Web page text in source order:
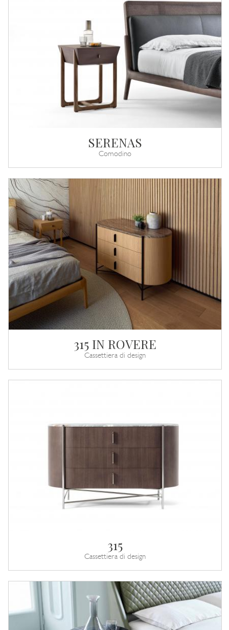
SERENAS
Comodino
315 IN ROVERE
Cassettiera di design
315
Cassettiera di design